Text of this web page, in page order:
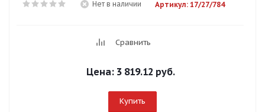
Нет в наличии Артикул: 17/27/784
Сравнить
Цена: 3 819.12 руб.
Купить